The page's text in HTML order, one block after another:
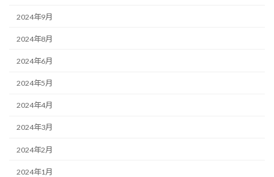
2024年9月
2024年8月
2024年6月
2024年5月
2024年4月
2024年3月
2024年2月
2024年1月